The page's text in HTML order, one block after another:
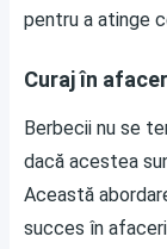
pentru a atinge
Curaj în
Berbecii nu se
dacă acestea
Această
succes în